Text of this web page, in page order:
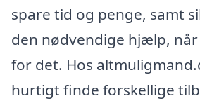
spare tid og penge, samt
den nødvendige hjælp,
for det. Hos
hurtigt finde forskellige